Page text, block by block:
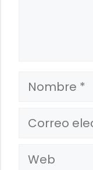
Nombre
Correo
electrónico
Web